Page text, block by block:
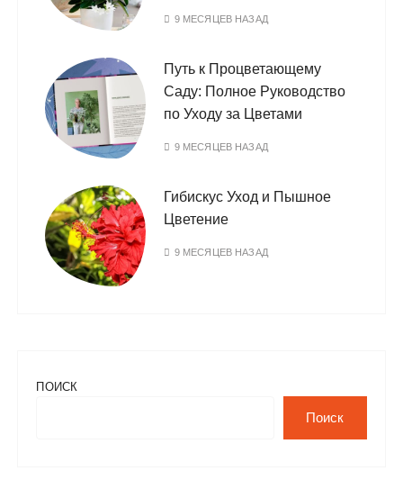
9 МЕСЯЦЕВ НАЗАД
Путь к Процветающему
Саду: Полное Руководство
по Уходу за Цветами
9 МЕСЯЦЕВ НАЗАД
Гибискус Уход и Пышное
Цветение
9 МЕСЯЦЕВ НАЗАД
ПОИСК
Поиск